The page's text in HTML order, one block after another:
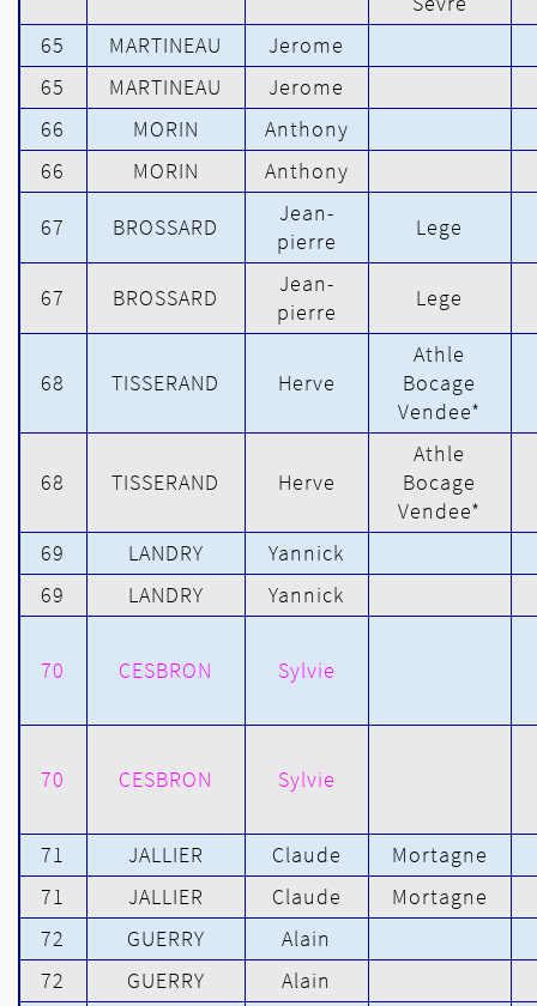
65
MARTINEAU
Jerome
65
MARTINEAU
Jerome
66
MORIN
Anthony
66
MORIN Anthony
67 BROSSARD
Jean-
pierre
Lege
67 BROSSARD
Jean-
pierre
Lege
68 TISSERAND Herve
Athle
Bocage
Vendee*
68 TISSERAND Herve
Athle
Bocage
Vendee*
69
LANDRY
Yannick
69
LANDRY Yannick
70 CESBRON Sylvie
70 CESBRON Sylvie
71 JALLIER Claude
Mortagne
71
JALLIER Claude
Mortagne
72
GUERRY
Alain
72
GUERRY
Alain